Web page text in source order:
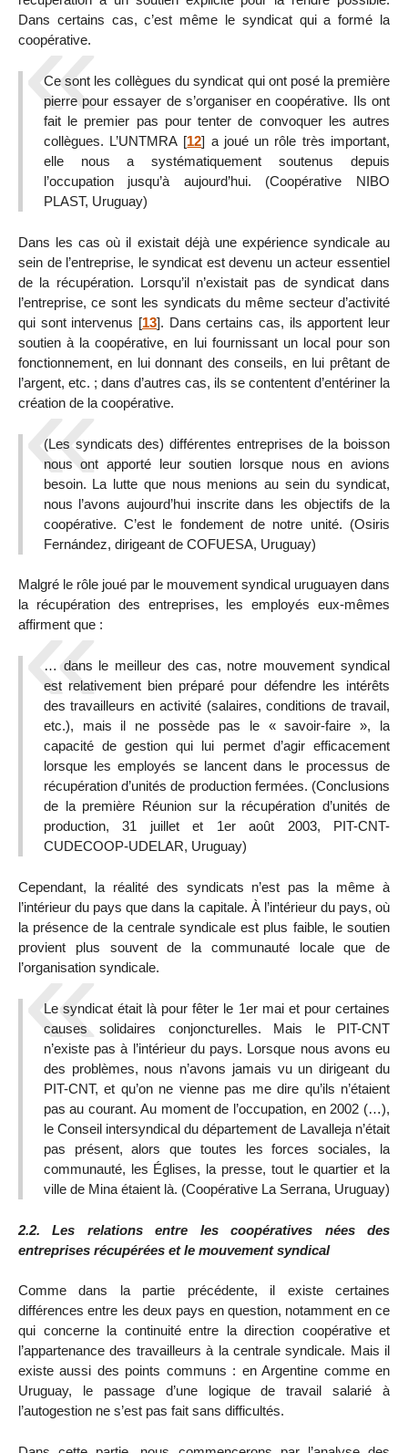
Dans certains cas, c’est même le syndicat qui a formé la
coopérative.
Ce sont les collègues du syndicat qui ont posé la première
pierre pour essayer de s’organiser en coopérative. Ils ont
fait le premier pas pour tenter de convoquer les autres
collègues. L’UNTMRA [12] a joué un rôle très important,
elle nous a systématiquement soutenus depuis
l’occupation jusqu’à aujourd’hui. (Coopérative NIBO
PLAST, Uruguay)
Dans les cas où il existait déjà une expérience syndicale au
sein de l’entreprise, le syndicat est devenu un acteur essentiel
de la récupération. Lorsqu’il n’existait pas de syndicat dans
l’entreprise, ce sont les syndicats du même secteur d’activité
qui sont intervenus [13]. Dans certains cas, ils apportent leur
soutien à la coopérative, en lui fournissant un local pour son
fonctionnement, en lui donnant des conseils, en lui prêtant de
l’argent, etc. ; dans d’autres cas, ils se contentent d’entériner la
création de la coopérative.
(Les syndicats des) différentes entreprises de la boisson
nous ont apporté leur soutien lorsque nous en avions
besoin. La lutte que nous menions au sein du syndicat,
nous l’avons aujourd’hui inscrite dans les objectifs de la
coopérative. C’est le fondement de notre unité. (Osiris
Fernández, dirigeant de COFUESA, Uruguay)
Malgré le rôle joué par le mouvement syndical uruguayen dans
la récupération des entreprises, les employés eux-mêmes
affirment que :
… dans le meilleur des cas, notre mouvement syndical
est relativement bien préparé pour défendre les intérêts
des travailleurs en activité (salaires, conditions de travail,
etc.), mais il ne possède pas le « savoir-faire », la
capacité de gestion qui lui permet d’agir efficacement
lorsque les employés se lancent dans le processus de
récupération d’unités de production fermées. (Conclusions
de la première Réunion sur la récupération d’unités de
production, 31 juillet et 1er août 2003, PIT-CNT-
CUDECOOP-UDELAR, Uruguay)
Cependant, la réalité des syndicats n’est pas la même à
l’intérieur du pays que dans la capitale. À l’intérieur du pays, où
la présence de la centrale syndicale est plus faible, le soutien
provient plus souvent de la communauté locale que de
l’organisation syndicale.
Le syndicat était là pour fêter le 1er mai et pour certaines
causes solidaires conjoncturelles. Mais le PIT-CNT
n’existe pas à l’intérieur du pays. Lorsque nous avons eu
des problèmes, nous n’avons jamais vu un dirigeant du
PIT-CNT, et qu’on ne vienne pas me dire qu’ils n’étaient
pas au courant. Au moment de l’occupation, en 2002 (…),
le Conseil intersyndical du département de Lavalleja n’était
pas présent, alors que toutes les forces sociales, la
communauté, les Églises, la presse, tout le quartier et la
ville de Mina étaient là. (Coopérative La Serrana, Uruguay)
2.2. Les relations entre les coopératives nées des
entreprises récupérées et le mouvement syndical
Comme dans la partie précédente, il existe certaines
différences entre les deux pays en question, notamment en ce
qui concerne la continuité entre la direction coopérative et
l’appartenance des travailleurs à la centrale syndicale. Mais il
existe aussi des points communs : en Argentine comme en
Uruguay, le passage d’une logique de travail salarié à
l’autogestion ne s’est pas fait sans difficultés.